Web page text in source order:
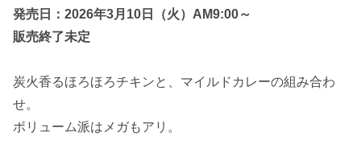
発売日：2026年3月10日（火）AM9:00～
販売終了未定
炭火香るほろほろチキンと、マイルドカレーの組み合わ
せ。
ボリューム派はメガもアリ。